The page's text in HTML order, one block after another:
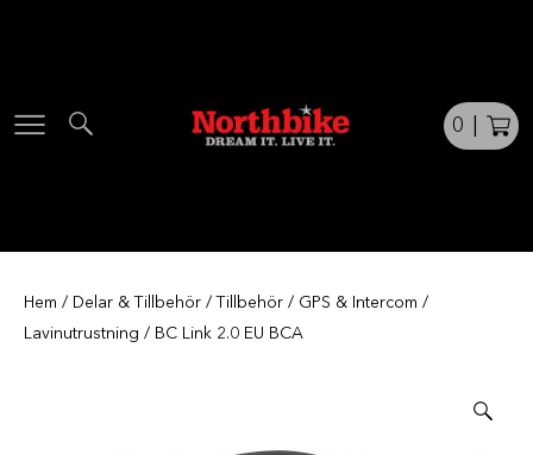
0
Hem / Delar & Tillbehör / Tillbehör / GPS & Intercom /
Lavinutrustning / BC Link 2.0 EU BCA